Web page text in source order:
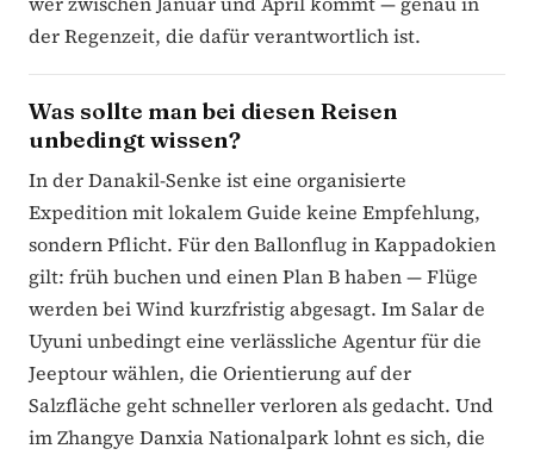
der Regenzeit, die dafür verantwortlich ist.
Was sollte man bei diesen Reisen
unbedingt wissen?
In der Danakil-Senke ist eine organisierte
Expedition mit lokalem Guide keine Empfehlung,
sondern Pflicht. Für den Ballonflug in Kappadokien
gilt: früh buchen und einen Plan B haben — Flüge
werden bei Wind kurzfristig abgesagt. Im Salar de
Uyuni unbedingt eine verlässliche Agentur für die
Jeeptour wählen, die Orientierung auf der
Salzfläche geht schneller verloren als gedacht. Und
im Zhangye Danxia Nationalpark lohnt es sich, die